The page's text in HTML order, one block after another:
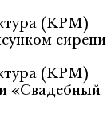
(KPM)
сирени
(KPM)
«Свадебный